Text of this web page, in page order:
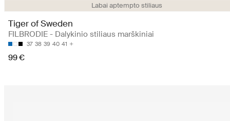
Labai aptempto stiliaus
Tiger of Sweden
FILBRODIE - Dalykinio stiliaus marškiniai
37 38 39 40 41
99 €